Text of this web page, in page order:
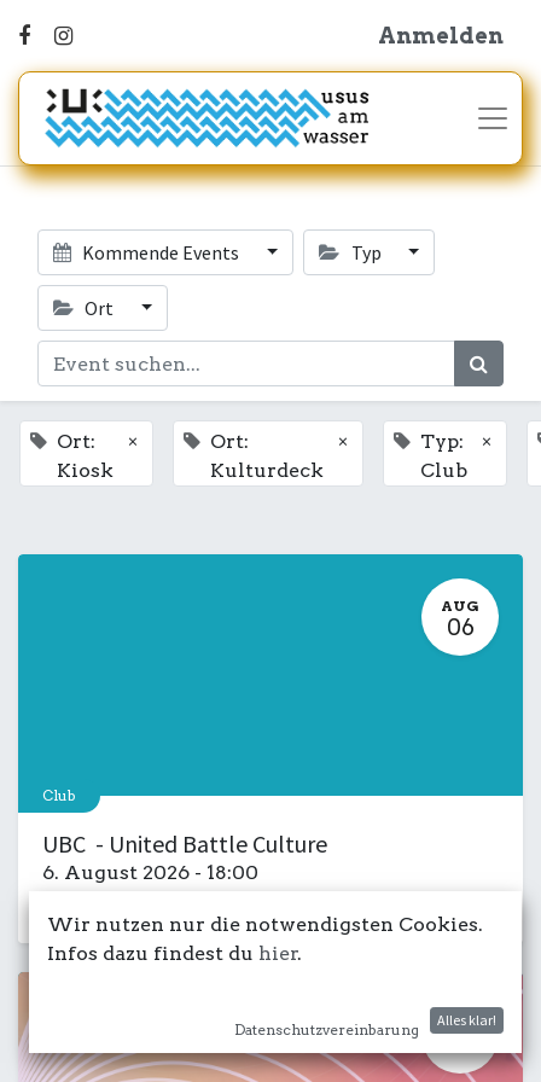
Anmelden
Kommende Events Typ
Ort
Ort:
Kiosk
×
Ort:
Kulturdeck
×
Typ:
Club
×
AUG
06
Club
UBC - United Battle Culture
6. August 2026 - 18:00
AUG
Wir nutzen nur die notwendigsten Cookies.
Infos dazu findest du hier.
Datenschutzvereinbarung
Alles klar!